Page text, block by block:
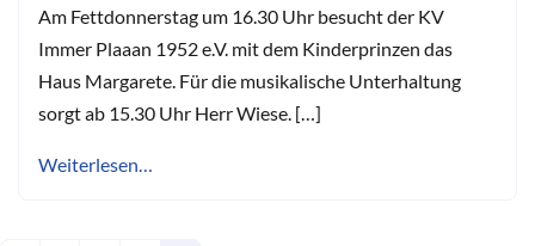
Am Fettdonnerstag um 16.30 Uhr besucht der KV
Immer Plaaan 1952 e.V. mit dem Kinderprinzen das
Haus Margarete. Für die musikalische Unterhaltung
sorgt ab 15.30 Uhr Herr Wiese. […]
Weiterlesen…